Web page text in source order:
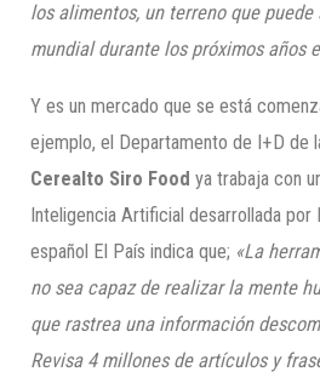
los alimentos, un terreno que
mundial durante los próximos años
Y es un mercado que se está
ejemplo, el Departamento de I+D de
Cerealto Siro Food ya trabaja con
Inteligencia Artificial desarrollada por
español El País indica que; «La
no sea capaz de realizar la mente
que rastrea una información
Revisa 4 millones de artículos y